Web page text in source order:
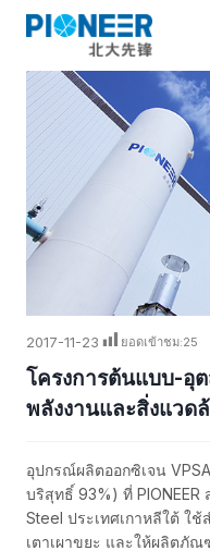
ข้าม
เนื้อหา
2017-11-23 ยอดเข้าชม:25
โครงการต้นแบบ-อุ
พลังงานและสิ่งแวด
อุปกรณ์ผลิตออกซิเจน
บริสุทธิ์ 93%) ที่ PIONEER
Steel ประเทศเกาหลีใต้ ใช้
เตาเผาขยะ และให้ผลิตภัณ